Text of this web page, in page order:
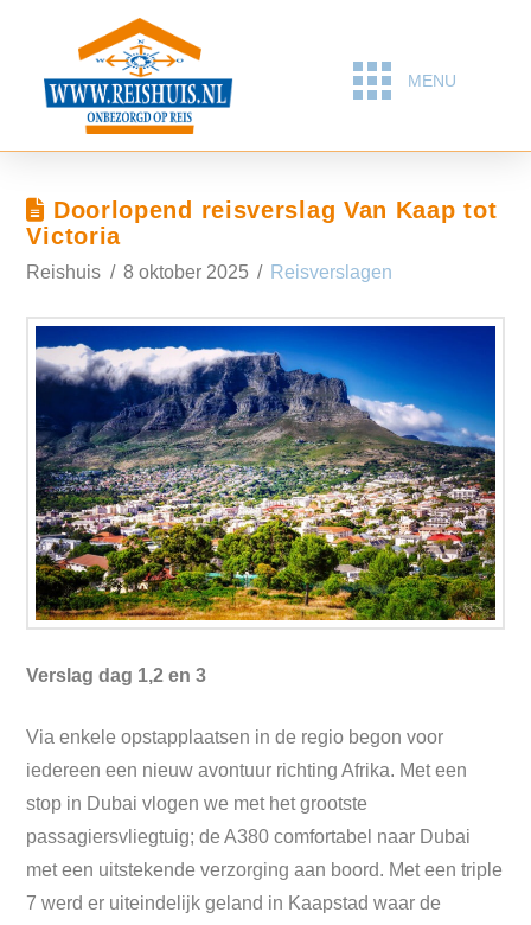
MENU
Doorlopend reisverslag Van Kaap tot
Victoria
Reishuis 8 oktober 2025 Reisverslagen
Verslag dag 1,2 en 3
Via enkele opstapplaatsen in de regio begon voor
iedereen een nieuw avontuur richting Afrika. Met een
stop in Dubai vlogen we met het grootste
passagiersvliegtuig; de A380 comfortabel naar Dubai
met een uitstekende verzorging aan boord. Met een triple
7 werd er uiteindelijk geland in Kaapstad waar de